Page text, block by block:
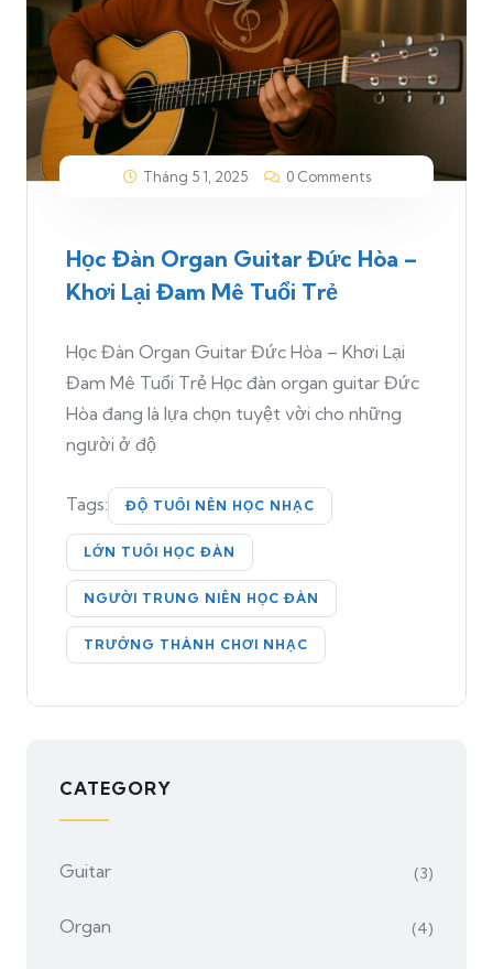
Tháng 5 1, 2025 0 Comments
Học Đàn Organ Guitar Đức Hòa –
Khơi Lại Đam Mê Tuổi Trẻ
Học Đàn Organ Guitar Đức Hòa – Khơi Lại
Đam Mê Tuổi Trẻ Học đàn organ guitar Đức
Hòa đang là lựa chọn tuyệt vời cho những
người ở độ
Tags: ĐỘ TUỔI NÊN HỌC NHẠC
LỚN TUỔI HỌC ĐÀN
NGƯỜI TRUNG NIÊN HỌC ĐÀN
TRƯỞNG THÀNH CHƠI NHẠC
CATEGORY
Guitar (3)
Organ (4)